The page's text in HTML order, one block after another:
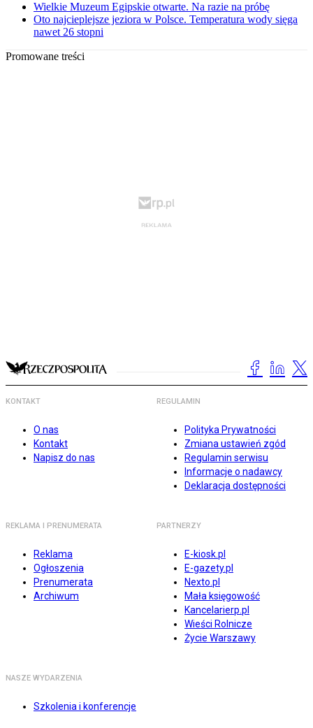
Wielkie Muzeum Egipskie otwarte. Na razie na próbę
Oto najcieplejsze jeziora w Polsce. Temperatura wody sięga
nawet 26 stopni
Promowane treści
KONTAKT
O nas
Kontakt
Napisz do nas
REGULAMIN
Polityka Prywatności
Zmiana ustawień zgód
Regulamin serwisu
Informacje o nadawcy
Deklaracja dostępności
REKLAMA I PRENUMERATA
Reklama
Ogłoszenia
Prenumerata
Archiwum
PARTNERZY
E-kiosk.pl
E-gazety.pl
Nexto.pl
Mała księgowość
Kancelarierp.pl
Wieści Rolnicze
Życie Warszawy
NASZE WYDARZENIA
Szkolenia i konferencje